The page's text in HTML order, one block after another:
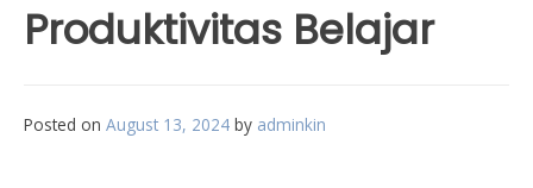
Produktivitas Belajar
Posted on August 13, 2024 by adminkin